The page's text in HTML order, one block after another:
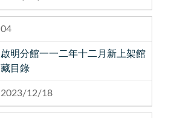
04
啟明分館一一二年十二月新上架館
藏目錄
2023/12/18